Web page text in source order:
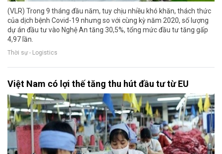
(VLR) Trong 9 tháng đầu năm, tuy chịu nhiều khó khăn, thách thức
của dịch bệnh Covid-19 nhưng so với cùng kỳ năm 2020, số lượng
dự án đầu tư vào Nghệ An tăng 30,5%, tổng mức đầu tư tăng gấp
4,97 lần.
Thời sự - Logistics
Việt Nam có lợi thế tăng thu hút đầu tư từ EU